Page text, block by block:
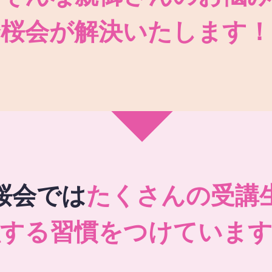
会が解決いたします！
会ではたくさんの受講
る習慣をつけています